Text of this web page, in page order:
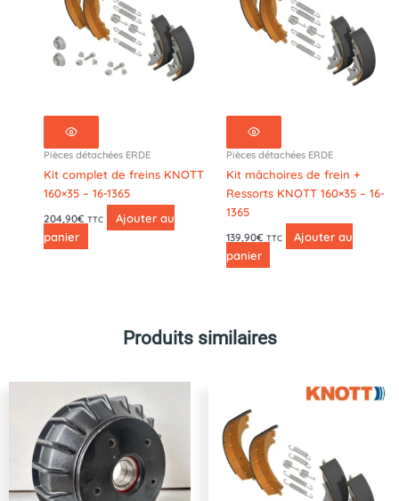
Pièces détachées ERDE
Kit complet de freins KNOTT
160×35 – 16-1365
204,90€ TTC
Ajouter au
panier
Pièces détachées ERDE
Kit mâchoires de frein +
Ressorts KNOTT 160×35 – 16-
1365
139,90€ TTC
Ajouter au
panier
Produits similaires